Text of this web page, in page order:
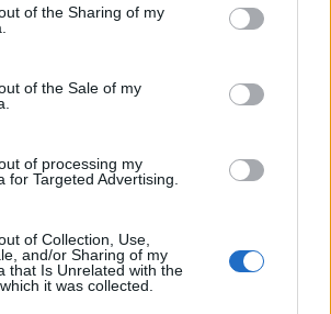
of the Sharing of my
of the Sale of my
of processing my
for Targeted Advertising.
of Collection, Use,
and/or Sharing of my
that Is Unrelated with the
it was collected.
10 mm
neboli pridané žiadne recenzie.
recenzie sa musíte prihlásiť